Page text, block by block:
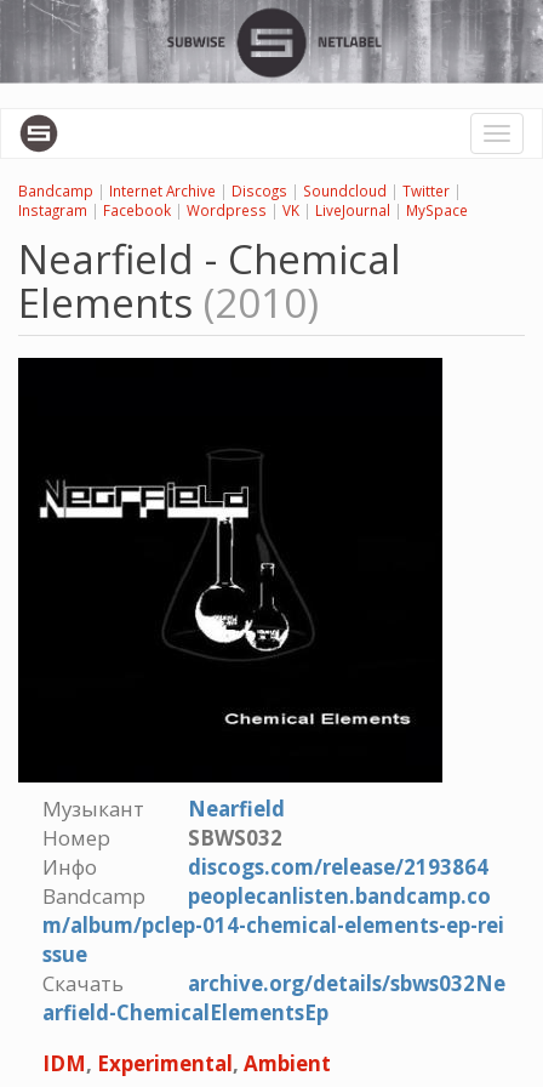
Перейти
основному
содержанию
Toggle
Bandcamp | Internet Archive | Discogs | Soundcloud | Twitter |
Instagram | Facebook | Wordpress | VK | LiveJournal | MySpace
Nearfield - Chemical
Elements (2010)
Музыкант
Nearfield
Номер
SBWS032
Инфо
discogs.com/release/2193864
Bandcamp
peoplecanlisten.bandcamp.co
m/album/pclep-014-chemical-elements-ep-rei
ssue
Скачать
archive.org/details/sbws032Ne
arfield-ChemicalElementsEp
IDM, Experimental, Ambient